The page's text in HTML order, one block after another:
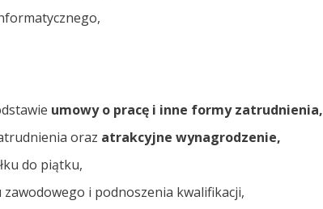
umowy o pracę i inne formy zatrudnienia,
oraz atrakcyjne wynagrodzenie,
do piątku,
i podnoszenia kwalifikacji,